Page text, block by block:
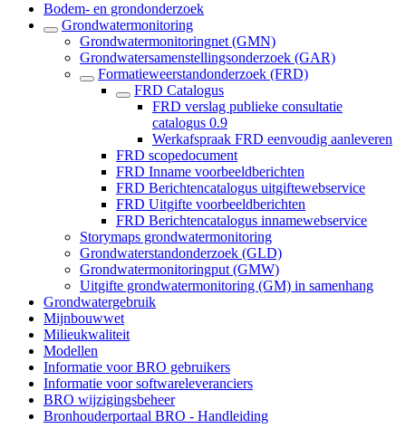
Bodem- en grondonderzoek
Grondwatermonitoring
Grondwatermonitoringnet (GMN)
Grondwatersamenstellingsonderzoek (GAR)
Formatieweerstandonderzoek (FRD)
FRD Catalogus
FRD verslag publieke consultatie
catalogus 0.9
Werkafspraak FRD eenvoudig aanleveren
FRD scopedocument
FRD Inname voorbeeldberichten
FRD Berichtencatalogus uitgiftewebservice
FRD Uitgifte voorbeeldberichten
FRD Berichtencatalogus innamewebservice
Storymaps grondwatermonitoring
Grondwaterstandonderzoek (GLD)
Grondwatermonitoringput (GMW)
Uitgifte grondwatermonitoring (GM) in samenhang
Grondwatergebruik
Mijnbouwwet
Milieukwaliteit
Modellen
Informatie voor BRO gebruikers
Informatie voor softwareleveranciers
BRO wijzigingsbeheer
Bronhouderportaal BRO - Handleiding